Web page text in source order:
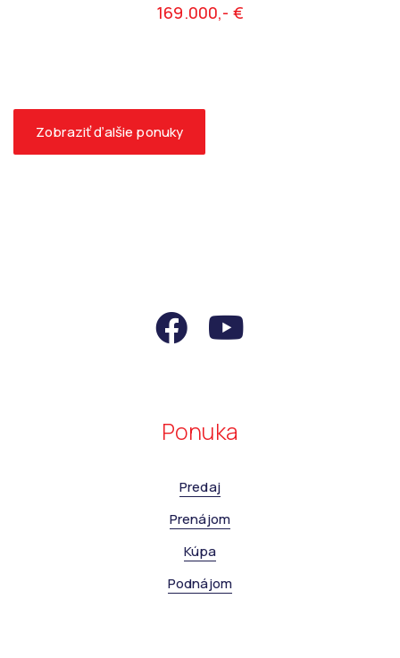
169.000,- €
Zobraziť ďalšie ponuky
Ponuka
Predaj
Prenájom
Kúpa
Podnájom